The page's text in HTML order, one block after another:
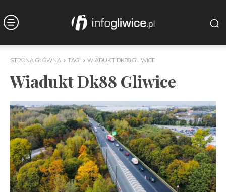
STRONA GŁÓWNA TAGI WIADUKT DK88 GLIWICE
Wiadukt Dk88 Gliwice